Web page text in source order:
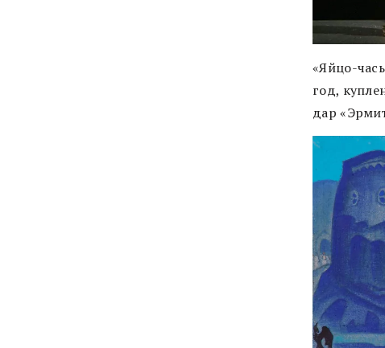
«Яйцо-
год,
дар